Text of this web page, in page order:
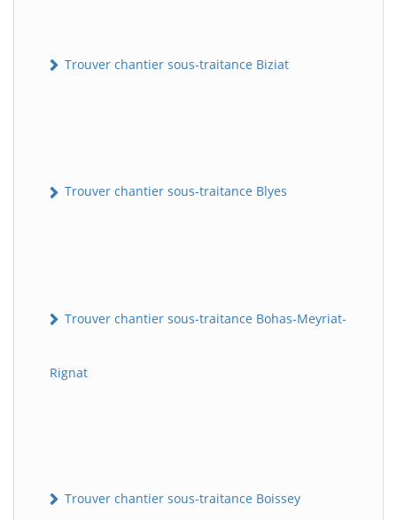
Trouver chantier sous-traitance Biziat
Trouver chantier sous-traitance Blyes
Trouver chantier sous-traitance Bohas-Meyriat-
Rignat
Trouver chantier sous-traitance Boissey